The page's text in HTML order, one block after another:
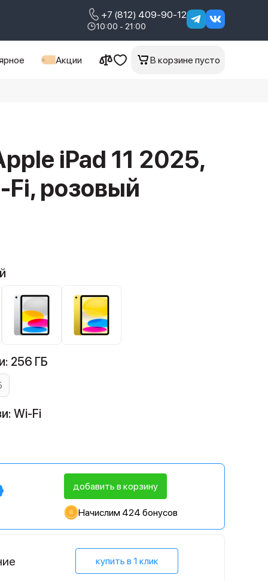
+7 (812) 409-90-12
10:00 - 21:00
Акции В корзине пусто
iPad 11 2025,
Fi, розовый
256 ГБ
Wi-Fi
добавить в корзину
Начислим 424 бонусов
купить в 1 клик